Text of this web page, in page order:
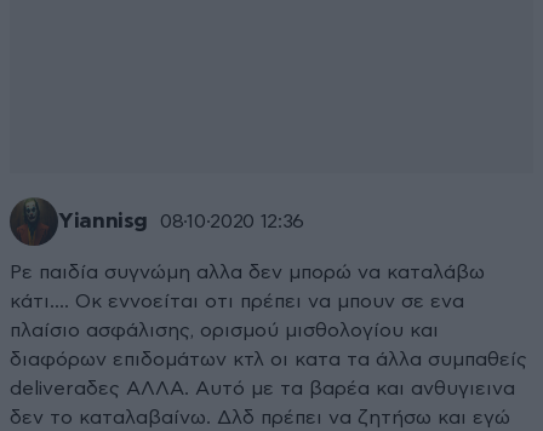
Yiannisg 08·10·2020 12:36
Ρε παιδία συγνώμη αλλα δεν μπορώ να καταλάβω
κάτι.... Οκ εννοείται οτι πρέπει να μπουν σε ενα
πλαίσιο ασφάλισης, ορισμού μισθολογίου και
διαφόρων επιδομάτων κτλ οι κατα τα άλλα συμπαθείς
deliverαδες ΑΛΛΑ. Αυτό με τα βαρέα και ανθυγιεινα
δεν το καταλαβαίνω. Δλδ πρέπει να ζητήσω και εγώ